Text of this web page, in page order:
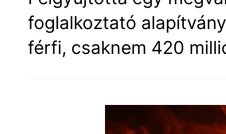
foglalkoztató
férfi, csaknem 420